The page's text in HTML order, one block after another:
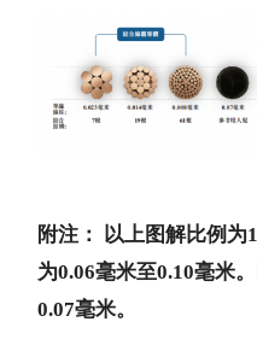
附注： 以上图解比例
为0.06毫米至0.10毫米
0.07毫米。